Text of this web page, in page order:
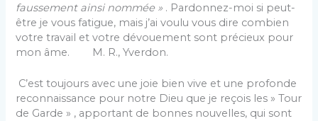
faussement ainsi nommée » . Pardonnez-moi si peut-
être je vous fatigue, mais j’ai voulu vous dire combien
votre travail et votre dévouement sont précieux pour
mon âme. M. R., Yverdon.
C’est toujours avec une joie bien vive et une profonde
reconnaissance pour notre Dieu que je reçois les » Tour
de Garde » , apportant de bonnes nouvelles, qui sont